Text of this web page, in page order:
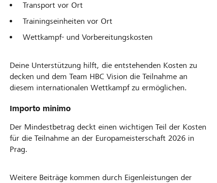
Transport vor Ort
Trainingseinheiten vor Ort
Wettkampf- und Vorbereitungskosten
Deine Unterstützung hilft, die entstehenden Kosten zu
decken und dem Team HBC Vision die Teilnahme an
diesem internationalen Wettkampf zu ermöglichen.
Importo minimo
Der Mindestbetrag deckt einen wichtigen Teil der Kosten
für die Teilnahme an der Europameisterschaft 2026 in
Prag.
Weitere Beiträge kommen durch Eigenleistungen der